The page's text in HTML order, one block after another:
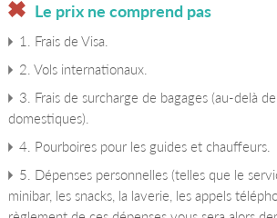
Le prix ne comprend pas
1. Frais de Visa.
2. Vols internationaux.
3. Frais de surcharge de bagages (au-delà
domestiques).
4. Pourboires pour les guides et chauffeurs.
5. Dépenses personnelles (telles que le
minibar, les snacks, la laverie, les appels